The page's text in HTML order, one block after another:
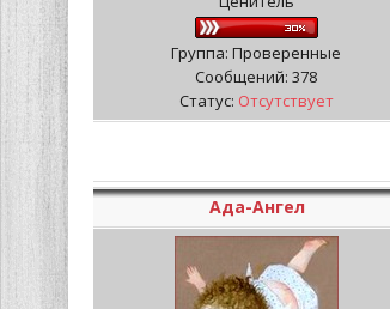
Группа: Проверенные
Сообщений: 378
Статус: Отсутствует
Ада-Ангел